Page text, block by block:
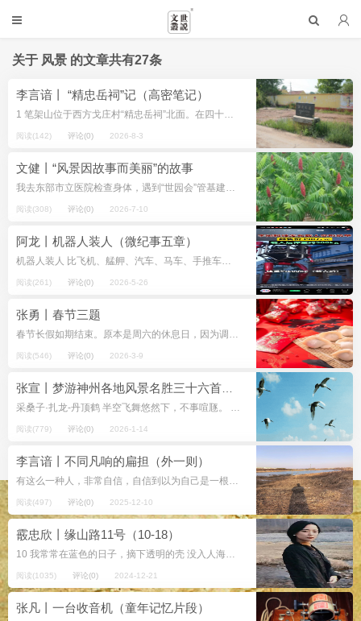
关于 风景 的文章共有27条
李言谙丨 “精忠岳祠”记（高密笔记）
1 笔架山位于西方戈庄村“精忠岳祠”北面。在四十米高的笔架山周围，现有六百余亩岭地，人称“后埠”。后埠的土地并非围绕山体等距离分布，零零散散的，支离破碎的，大都属于贫瘠的砂砾地。岭丘之间...
阅读(142) 评论(0) 2026-8-3
文健丨“风景因故事而美丽”的故事
我去东部市立医院检查身体，遇到“世园会”管基建的领导，他是我同病室的病友。说到“世园会”经营不景气，有荒废的倾向，管基建的领导说：那朵红莲花雕塑你见到了吧？原先我们计划以莲荷作为主题，如“步步莲花”“莲花世界梦具香”“一...
阅读(308) 评论(0) 2026-7-10
阿龙丨机器人装人（微纪事五章）
机器人装人 比飞机、艋舺、汽车、马车、手推车、轮船、自行车、椅轿、骡筐、軕子……如何？电动车就不提了，上街得交罚款。 2026年5月13日 最美的风景 ...
阅读(261) 评论(0) 2026-5-26
张勇丨春节三题
春节长假如期结束。原本是周六的休息日，因为调休，日历自动标注了一个“班”字。 从春节名称的对外传播来看，今年特别强调的用词是“中国新年”的对应翻译，而不是口口相传的“农历新年”或“旧历新年”。对于与世界有联系的人群，这...
阅读(546) 评论(0) 2026-3-9
采桑子·扎龙-丹顶鹤 半空飞舞悠然下，不事喧豗。 仙子白衣。群聚水边觅食窥。 雪中苇子犹飘荡，顾盼君归。 展翅朝西。羽翼翩翩...
阅读(779) 评论(0) 2026-1-14
李言谙丨不同凡响的扁担（外一则）
有这么一种人，非常自信，自信到以为自己是一根扁担，不同凡响的扁担，一头挑着民族，一头挑着自己个，踌躇满志地走在路上，下到水边，神情暧昧地垂下钓竿，等鱼上钩。在等鱼上钩期间，朗诵几句自己的诗作，但绝不放下...
阅读(497) 评论(0) 2025-12-10
霰忠欣丨缘山路11号（10-18）
10 我常常在蓝色的日子，摘下透明的壳 没入人海。 为了图书馆旋转石阶旁那页未翻阅的尼采。 今夜我将开启另一座宝藏 我相信我已经看到它们。你曾目睹的昨日风景 经过我的眼睛走向普莫雍错 一座站满羊群的岛。 那...
阅读(1035) 评论(0) 2024-12-21
张凡丨一台收音机（童年记忆片段）